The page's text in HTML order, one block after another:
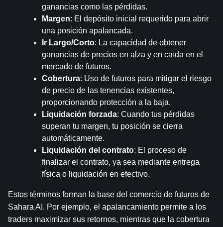
ganancias como las pérdidas.
Margen: El depósito inicial requerido para abrir
una posición apalancada.
Ir Largo/Corto: La capacidad de obtener
ganancias de precios en alza y en caída en el
mercado de futuros.
Cobertura: Uso de futuros para mitigar el riesgo
de precio de las tenencias existentes,
proporcionando protección a la baja.
Liquidación forzada: Cuando tus pérdidas
superan tu margen, tu posición se cierra
automáticamente.
Liquidación del contrato: El proceso de
finalizar el contrato, ya sea mediante entrega
física o liquidación en efectivo.
Estos términos forman la base del comercio de futuros de
Sahara AI. Por ejemplo, el apalancamiento permite a los
traders maximizar sus retornos, mientras que la cobertura